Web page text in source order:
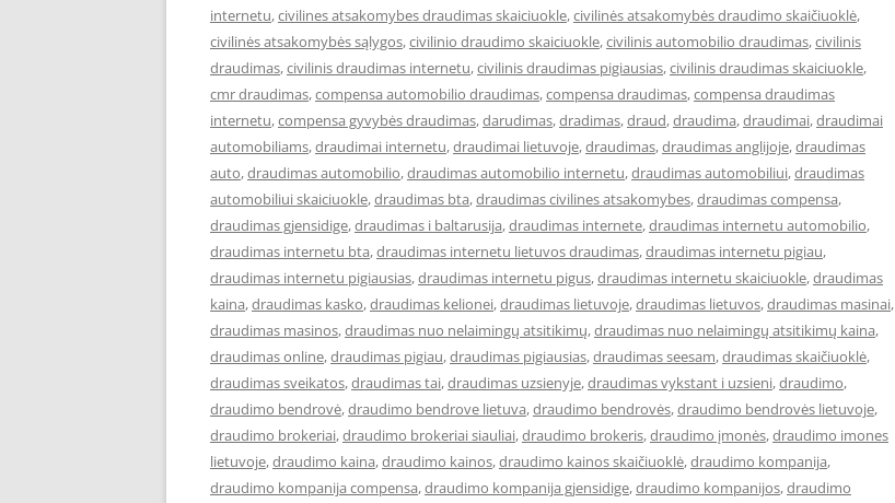
internetu,civilines atsakomybes draudimas skaiciuokle,civilinės atsakomybės draudimo skaičiuoklė,
civilinės atsakomybės sąlygos,civilinio draudimo skaiciuokle,civilinis automobilio draudimas,civilinis
draudimas,civilinis draudimas internetu,civilinis draudimas pigiausias,civilinis draudimas skaiciuokle,
cmr draudimas,compensa automobilio draudimas,compensa draudimas,compensa draudimas
internetu,compensa gyvybės draudimas,darudimas,dradimas,draud,draudima,draudimai,draudimai
automobiliams,draudimai internetu,draudimai lietuvoje,draudimas,draudimas anglijoje,draudimas
auto,draudimas automobilio,draudimas automobilio internetu,draudimas automobiliui,draudimas
automobiliui skaiciuokle,draudimas bta,draudimas civilines atsakomybes,draudimas compensa,
draudimas gjensidige,draudimas i baltarusija,draudimas internete,draudimas internetu automobilio,
draudimas internetu bta,draudimas internetu lietuvos draudimas,draudimas internetu pigiau,
draudimas internetu pigiausias,draudimas internetu pigus,draudimas internetu skaiciuokle,draudimas
kaina,draudimas kasko,draudimas kelionei,draudimas lietuvoje,draudimas lietuvos,draudimas masinai,
draudimas masinos,draudimas nuo nelaimingų atsitikimų,draudimas nuo nelaimingų atsitikimų kaina,
draudimas online,draudimas pigiau,draudimas pigiausias,draudimas seesam,draudimas skaičiuoklė,
draudimas sveikatos,draudimas tai,draudimas uzsienyje,draudimas vykstant i uzsieni,draudimo,
draudimo bendrovė,draudimo bendrove lietuva,draudimo bendrovės,draudimo bendrovės lietuvoje,
draudimo brokeriai,draudimo brokeriai siauliai,draudimo brokeris,draudimo įmonės,draudimo imones
lietuvoje,draudimo kaina,draudimo kainos,draudimo kainos skaičiuoklė,draudimo kompanija,
draudimo kompanija compensa,draudimo kompanija gjensidige,draudimo kompanijos,draudimo